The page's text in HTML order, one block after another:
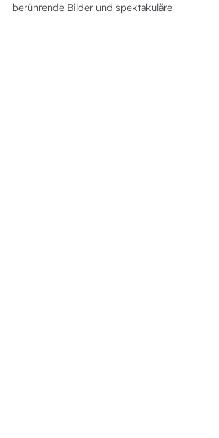
berührende Bilder und spektakuläre